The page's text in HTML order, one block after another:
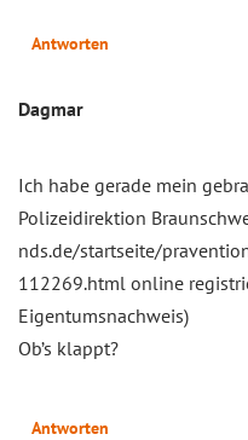
Antworten
Dagmar
Ich habe gerade mein
Polizeidirektion
nds.de/startseite/
112269.html online
Eigentumsnachweis)
Ob’s klappt?
Antworten